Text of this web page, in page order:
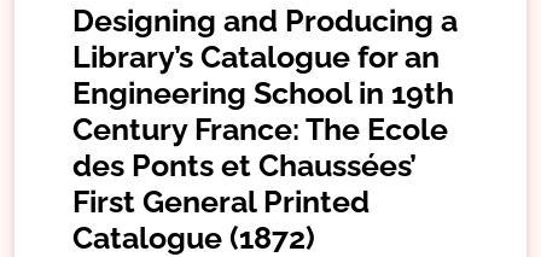
Designing and Producing a
Library’s Catalogue for an
Engineering School in 19th
Century France: The Ecole
des Ponts et Chaussées’
First General Printed
Catalogue (1872)